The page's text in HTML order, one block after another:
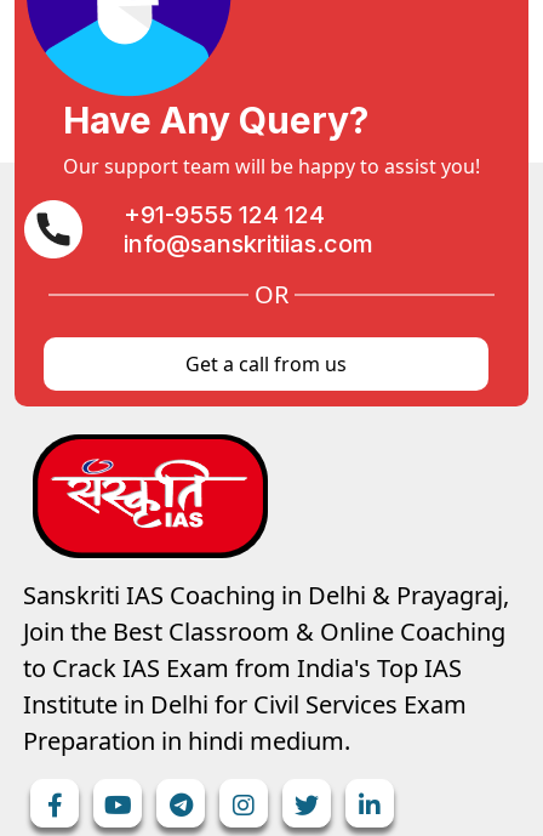
Have Any Query?
Our support team will be happy to assist you!
+91-9555 124 124
info@sanskritiias.com
OR
Get a call from us
Sanskriti IAS Coaching in Delhi & Prayagraj,
Join the Best Classroom & Online Coaching
to Crack IAS Exam from India's Top IAS
Institute in Delhi for Civil Services Exam
Preparation in hindi medium.